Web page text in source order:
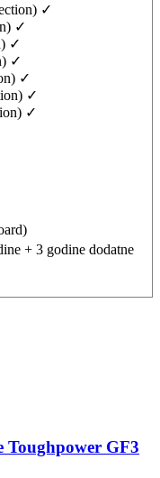
✓
✓
✓
✓
✓
✓
✓
+ 3 godine dodatne
Toughpower GF3